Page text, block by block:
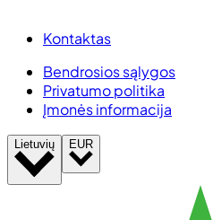
Kontaktas
Bendrosios sąlygos
Privatumo politika
Įmonės informacija
Lietuvių EUR